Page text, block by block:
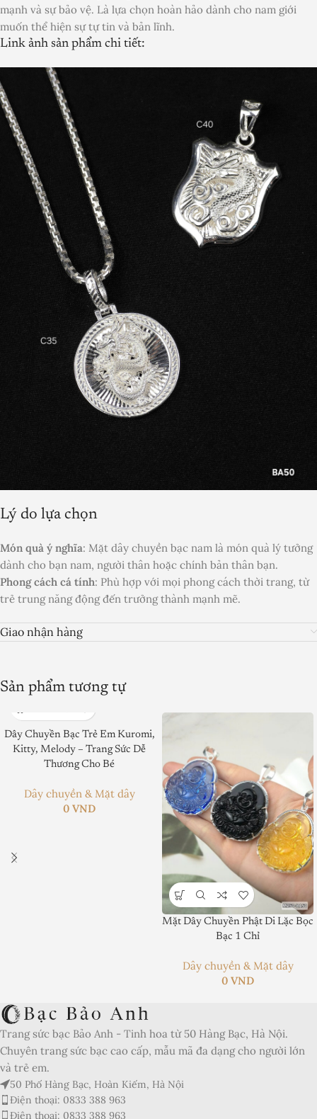
mạnh và sự bảo vệ. Là lựa chọn hoàn hảo dành cho nam giới
muốn thể hiện sự tự tin và bản lĩnh.
Link ảnh sản phẩm chi tiết:
Lý do lựa chọn
Món quà ý nghĩa: Mặt dây chuyền bạc nam là món quà lý tưởng
dành cho bạn nam, người thân hoặc chính bản thân bạn.
Phong cách cá tính: Phù hợp với mọi phong cách thời trang, từ
trẻ trung năng động đến trưởng thành mạnh mẽ.
Price Valid Until:
Product In-Stock:
Xếp hạng của biên tập viên:
5
Giao nhận hàng
Sản phẩm tương tự
Dây Chuyền Bạc Trẻ Em Kuromi,
Kitty, Melody – Trang Sức Dễ
Thương Cho Bé
Dây chuyền & Mặt dây
0 VND
Mặt Dây Chuyền Phật Di Lặc Bọc
Bạc 1 Chỉ
Dây chuyền & Mặt dây
0 VND
Trang sức bạc Bảo Anh - Tinh hoa từ 50 Hàng Bạc, Hà Nội.
Chuyên trang sức bạc cao cấp, mẫu mã đa dạng cho người lớn
và trẻ em.
50 Phố Hàng Bạc, Hoàn Kiếm, Hà Nội
Điện thoại: 0833 388 963
Điện thoại: 0833 388 963